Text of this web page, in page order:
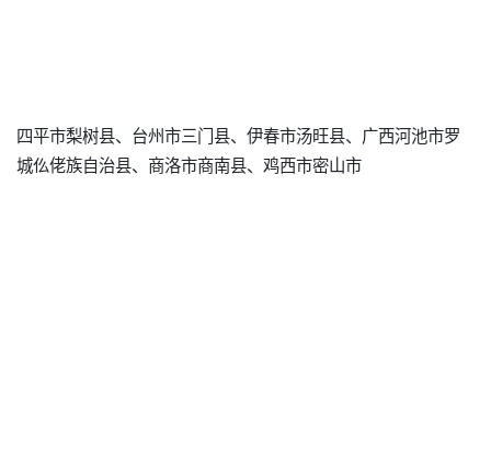
四平市梨树县、台州市三门县、伊春市汤旺县、广西河池市罗
城仫佬族自治县、商洛市商南县、鸡西市密山市